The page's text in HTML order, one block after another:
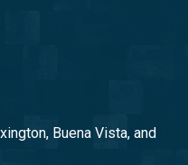
Buena Vista, and